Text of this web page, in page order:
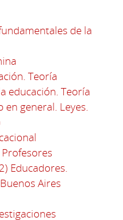
de la
Teoría
educación. Teoría
general. Leyes.
Educadores.
Aires